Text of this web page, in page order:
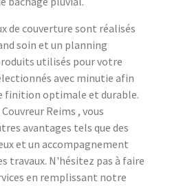
de couverture sont réalisés
soin et un planning
utilisés pour votre
avec minutie afin
finition optimale et durable.
Reims , vous
avantages tels que des
et un accompagnement
travaux. N'hésitez pas à faire
en remplissant notre